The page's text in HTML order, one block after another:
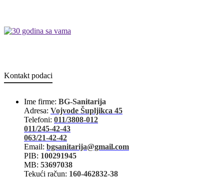
Kontakt podaci
Ime firme: BG-Sanitarija
Adresa: Vojvode Šupljikca 45
Telefoni: 011/3808-012
011/245-42-43
063/21-42-42
Email: bgsanitarija@gmail.com
PIB: 100291945
MB: 53697038
Tekući račun: 160-462832-38